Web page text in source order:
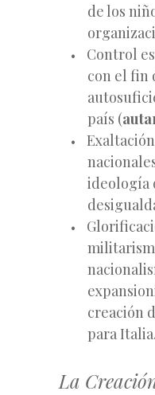
de los
Control
con el fin
país (
ideología
creación
para Italia.
La